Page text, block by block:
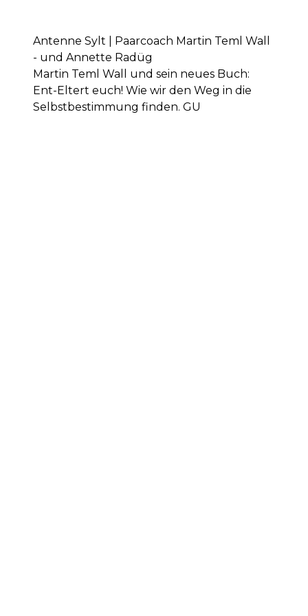
Antenne Sylt | Paarcoach Martin Teml Wall
- und Annette Radüg
Martin Teml Wall und sein neues Buch:
Ent-Eltert euch! Wie wir den Weg in die
Selbstbestimmung finden. GU